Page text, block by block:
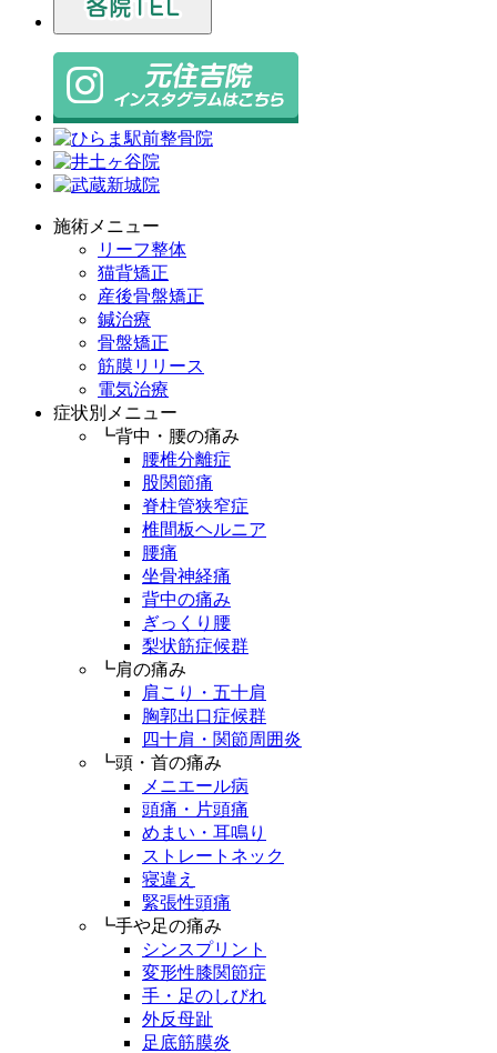
施術メニュー
リーフ整体
猫背矯正
産後骨盤矯正
鍼治療
骨盤矯正
筋膜リリース
電気治療
症状別メニュー
┗背中・腰の痛み
腰椎分離症
股関節痛
脊柱管狭窄症
椎間板ヘルニア
腰痛
坐骨神経痛
背中の痛み
ぎっくり腰
梨状筋症候群
┗肩の痛み
肩こり・五十肩
胸郭出口症候群
四十肩・関節周囲炎
┗頭・首の痛み
メニエール病
頭痛・片頭痛
めまい・耳鳴り
ストレートネック
寝違え
緊張性頭痛
┗手や足の痛み
シンスプリント
変形性膝関節症
手・足のしびれ
外反母趾
足底筋膜炎